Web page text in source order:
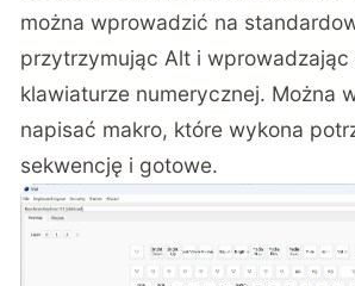
można wprowadzić na
przytrzymując Alt i wprowadzając
klawiaturze numerycznej. Można
napisać makro, które wykona
sekwencję i gotowe.